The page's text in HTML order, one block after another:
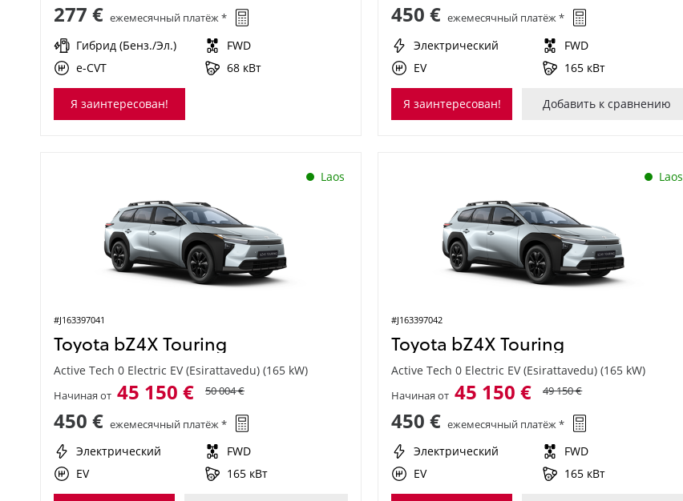
277 € ежемесячный платёж *
Гибрид (Бенз./Эл.)
FWD
e-CVT
68 кВт
Я заинтересован!
450 € ежемесячный платёж *
Электрический
FWD
EV
165 кВт
Я заинтересован! Добавить к сравнению
Laos
#J163397041
Toyota bZ4X Touring
Active Tech 0 Electric EV (Esirattavedu) (165 kW)
Начиная от 45 150 € 50 004 €
450 € ежемесячный платёж *
Электрический
FWD
EV
165 кВт
Laos
#J163397042
Toyota bZ4X Touring
Active Tech 0 Electric EV (Esirattavedu) (165 kW)
Начиная от 45 150 € 49 150 €
450 € ежемесячный платёж *
Электрический
FWD
EV
165 кВт